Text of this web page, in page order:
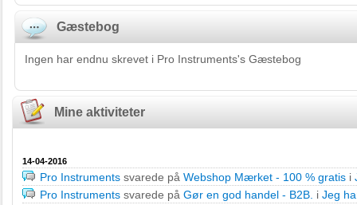
Gæstebog
Ingen har endnu skrevet i Pro Instruments's Gæstebog
Mine aktiviteter
14-04-2016
Pro Instruments svarede på Webshop Mærket - 100 % gratis i
Pro Instruments svarede på Gør en god handel - B2B. i Jeg